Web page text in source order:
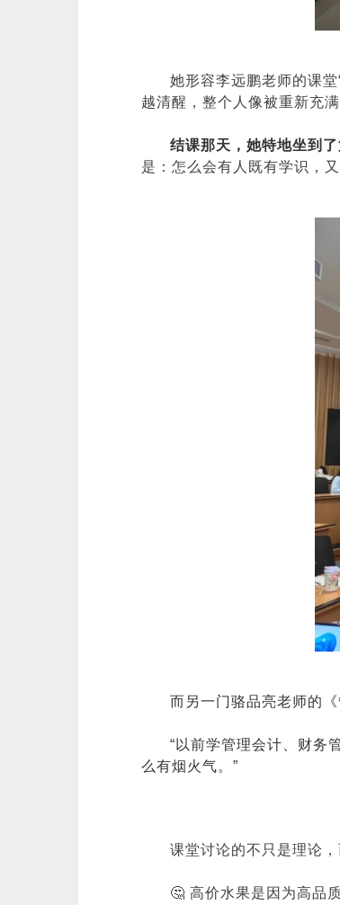
她形容李远鹏老师的课
越清醒，整个人像被重新充满
结课那天，她特地坐到了
是：怎么会有人既有学识，
而另一门骆品亮老师的
“以前学管理会计、财务
么有烟火气。”
课堂讨论的不只是理论
🤔 高价水果是因为高品